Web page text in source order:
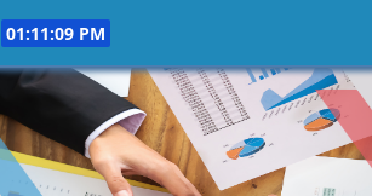
01:11:10 PM